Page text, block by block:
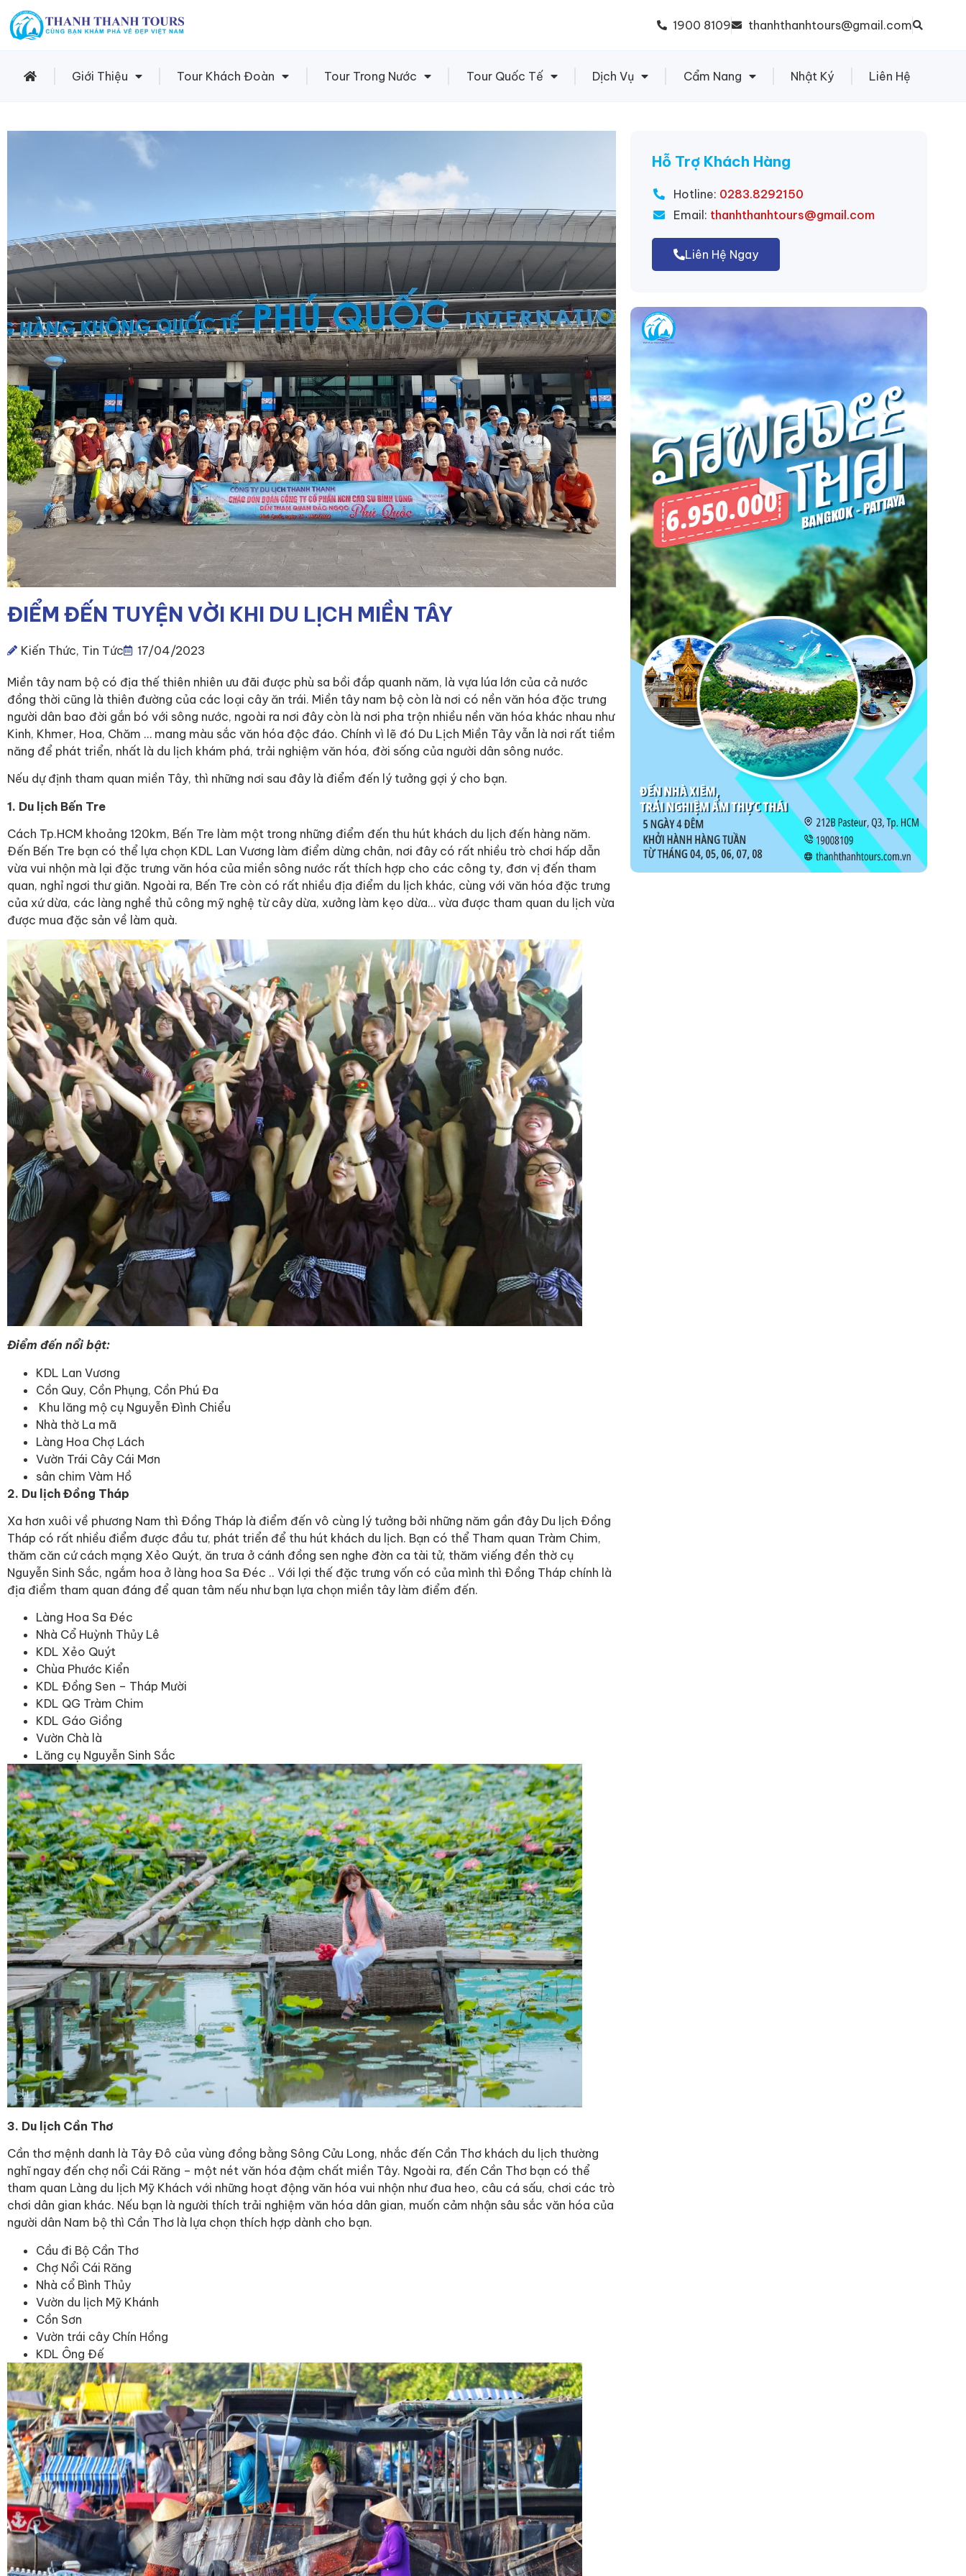
1900 8109 thanhthanhtours@gmail.com
Giới Thiệu Tour Khách Đoàn Tour Trong Nước Tour Quốc Tế Dịch Vụ Cẩm Nang Nhật Ký Liên Hệ
ĐIỂM ĐẾN TUYỆN VỜI KHI DU LỊCH MIỀN TÂY
Kiến Thức, Tin Tức 17/04/2023
Miền tây nam bộ có địa thế thiên nhiên ưu đãi được phù sa bồi đắp quanh năm, là vựa lúa lớn của cả nước
đồng thời cũng là thiên đường của các loại cây ăn trái. Miền tây nam bộ còn là nơi có nền văn hóa đặc trưng
người dân bao đời gắn bó với sông nước, ngoài ra nơi đây còn là nơi pha trộn nhiều nền văn hóa khác nhau như
Kinh, Khmer, Hoa, Chăm … mang màu sắc văn hóa độc đáo. Chính vì lẽ đó Du Lịch Miền Tây vẫn là nơi rất tiềm
năng để phát triển, nhất là du lịch khám phá, trải nghiệm văn hóa, đời sống của người dân sông nước.
Nếu dự định tham quan miền Tây, thì những nơi sau đây là điểm đến lý tưởng gợi ý cho bạn.
1. Du lịch Bến Tre
Cách Tp.HCM khoảng 120km, Bến Tre làm một trong những điểm đến thu hút khách du lịch đến hàng năm.
Đến Bến Tre bạn có thể lựa chọn KDL Lan Vương làm điểm dừng chân, nơi đây có rất nhiều trò chơi hấp dẫn
vừa vui nhộn mà lại đặc trưng văn hóa của miền sông nước rất thích hợp cho các công ty, đơn vị đến tham
quan, nghỉ ngơi thư giãn. Ngoài ra, Bến Tre còn có rất nhiều địa điểm du lịch khác, cùng với văn hóa đặc trưng
của xứ dừa, các làng nghề thủ công mỹ nghệ từ cây dừa, xưởng làm kẹo dừa… vừa được tham quan du lịch vừa
được mua đặc sản về làm quà.
Điểm đến nổi bật:
KDL Lan Vương
Cồn Quy, Cồn Phụng, Cồn Phú Đa
Khu lăng mộ cụ Nguyễn Đình Chiểu
Nhà thờ La mã
Làng Hoa Chợ Lách
Vườn Trái Cây Cái Mơn
sân chim Vàm Hồ
2. Du lịch Đồng Tháp
Xa hơn xuôi về phương Nam thì Đồng Tháp là điểm đến vô cùng lý tưởng bởi những năm gần đây Du lịch Đồng
Tháp có rất nhiều điểm được đầu tư, phát triển để thu hút khách du lịch. Bạn có thể Tham quan Tràm Chim,
thăm căn cứ cách mạng Xẻo Quýt, ăn trưa ở cánh đồng sen nghe đờn ca tài tử, thăm viếng đền thờ cụ
Nguyễn Sinh Sắc, ngắm hoa ở làng hoa Sa Đéc .. Với lợi thế đặc trưng vốn có của mình thì Đồng Tháp chính là
địa điểm tham quan đáng để quan tâm nếu như bạn lựa chọn miền tây làm điểm đến.
Làng Hoa Sa Đéc
Nhà Cổ Huỳnh Thủy Lê
KDL Xẻo Quýt
Chùa Phước Kiển
KDL Đồng Sen – Tháp Mười
KDL QG Tràm Chim
KDL Gáo Giồng
Vườn Chà là
Lăng cụ Nguyễn Sinh Sắc
3. Du lịch Cần Thơ
Cần thơ mệnh danh là Tây Đô của vùng đồng bằng Sông Cửu Long, nhắc đến Cần Thơ khách du lịch thường
nghĩ ngay đến chợ nổi Cái Răng – một nét văn hóa đậm chất miền Tây. Ngoài ra, đến Cần Thơ bạn có thể
tham quan Làng du lịch Mỹ Khách với những hoạt động văn hóa vui nhộn như đua heo, câu cá sấu, chơi các trò
chơi dân gian khác. Nếu bạn là người thích trải nghiệm văn hóa dân gian, muốn cảm nhận sâu sắc văn hóa của
người dân Nam bộ thì Cần Thơ là lựa chọn thích hợp dành cho bạn.
Cầu đi Bộ Cần Thơ
Chợ Nổi Cái Răng
Nhà cổ Bình Thủy
Vườn du lịch Mỹ Khánh
Cồn Sơn
Vườn trái cây Chín Hồng
KDL Ông Đế
Hỗ Trợ Khách Hàng
Hotline: 0283.8292150
Email: thanhthanhtours@gmail.com
Liên Hệ Ngay